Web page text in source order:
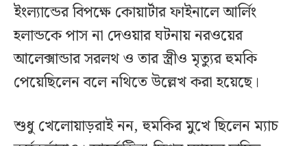
ইংল্যান্ডের বিপক্ষে কোয়ার্টার ফাইনালে আর্লিং
হলান্ডকে পাস না দেওয়ার ঘটনায় নরওয়ের
আলেক্সান্ডার সরলথ ও তার স্ত্রীও মৃত্যুর হুমকি
পেয়েছিলেন বলে নথিতে উল্লেখ করা হয়েছে।
শুধু খেলোয়াড়রাই নন, হুমকির মুখে ছিলেন ম্যাচ